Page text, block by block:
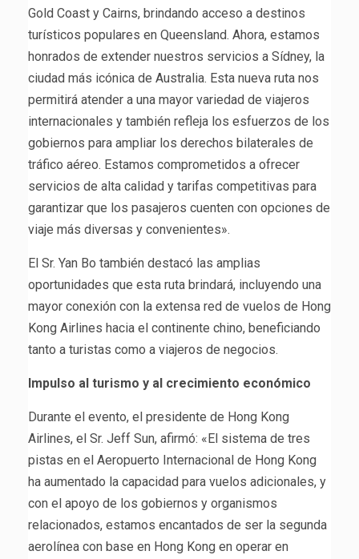
Gold Coast y Cairns, brindando acceso a destinos
turísticos populares en Queensland. Ahora, estamos
honrados de extender nuestros servicios a Sídney, la
ciudad más icónica de Australia. Esta nueva ruta nos
permitirá atender a una mayor variedad de viajeros
internacionales y también refleja los esfuerzos de los
gobiernos para ampliar los derechos bilaterales de
tráfico aéreo. Estamos comprometidos a ofrecer
servicios de alta calidad y tarifas competitivas para
garantizar que los pasajeros cuenten con opciones de
viaje más diversas y convenientes».
El Sr. Yan Bo también destacó las amplias
oportunidades que esta ruta brindará, incluyendo una
mayor conexión con la extensa red de vuelos de Hong
Kong Airlines hacia el continente chino, beneficiando
tanto a turistas como a viajeros de negocios.
Impulso al turismo y al crecimiento económico
Durante el evento, el presidente de Hong Kong
Airlines, el Sr. Jeff Sun, afirmó: «El sistema de tres
pistas en el Aeropuerto Internacional de Hong Kong
ha aumentado la capacidad para vuelos adicionales, y
con el apoyo de los gobiernos y organismos
relacionados, estamos encantados de ser la segunda
aerolínea con base en Hong Kong en operar en